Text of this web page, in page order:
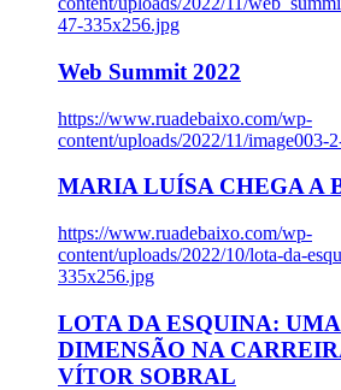
47-335x256.jpg
Web Summit 2022
https://www.ruadebaixo.com/wp-
content/uploads/2022/11/image003-
MARIA LUÍSA CHEGA A
https://www.ruadebaixo.com/wp-
content/uploads/2022/10/lota-da-
335x256.jpg
LOTA DA ESQUINA:
DIMENSÃO NA
VÍTOR SOBRAL